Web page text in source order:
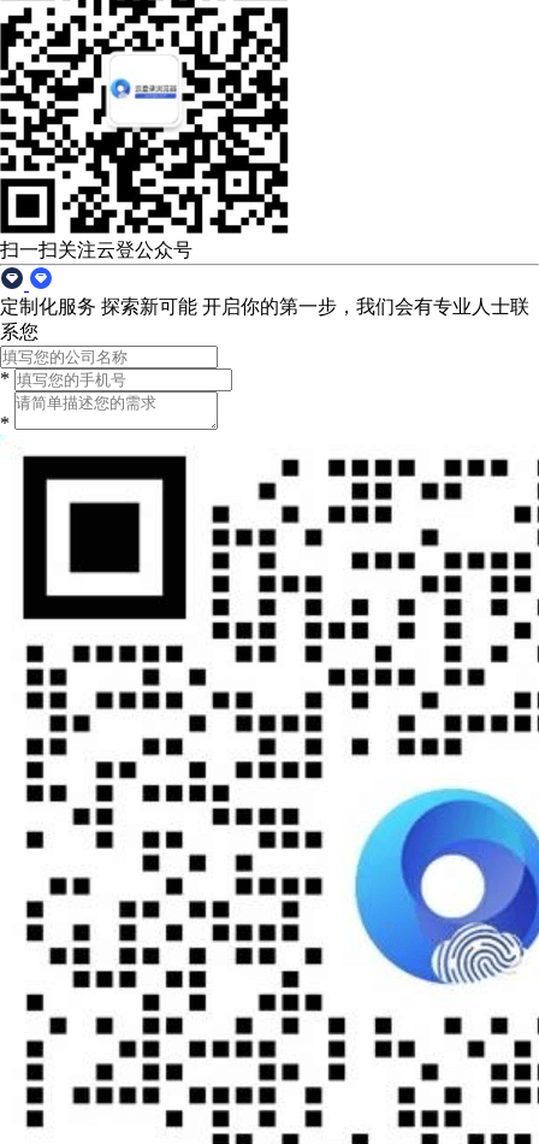
扫一扫关注云登公众号
定制化服务 探索新可能 开启你的第一步，我们会有专业人士联
系您
*
*